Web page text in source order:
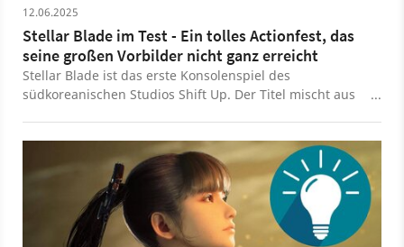
12.06.2025
Stellar Blade im Test - Ein tolles Actionfest, das
seine großen Vorbilder nicht ganz erreicht
Stellar Blade ist das erste Konsolenspiel des
südkoreanischen Studios Shift Up. Der Titel mischt aus